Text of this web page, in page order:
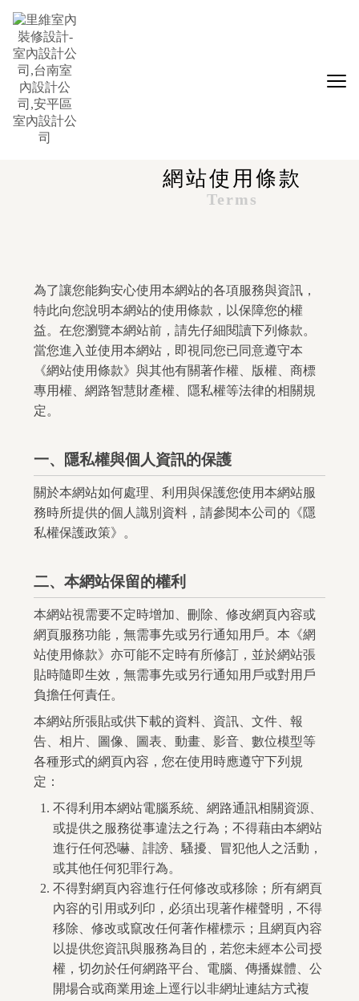
網站使用條款
Terms
為了讓您能夠安心使用本網站的各項服務與資訊，
特此向您說明本網站的使用條款，以保障您的權
益。在您瀏覽本網站前，請先仔細閱讀下列條款。
當您進入並使用本網站，即視同您已同意遵守本
《網站使用條款》與其他有關著作權、版權、商標
專用權、網路智慧財產權、隱私權等法律的相關規
定。
一、隱私權與個人資訊的保護
關於本網站如何處理、利用與保護您使用本網站服
務時所提供的個人識別資料，請參閱本公司的《隱
私權保護政策》。
二、本網站保留的權利
本網站視需要不定時增加、刪除、修改網頁內容或
網頁服務功能，無需事先或另行通知用戶。本《網
站使用條款》亦可能不定時有所修訂，並於網站張
貼時隨即生效，無需事先或另行通知用戶或對用戶
負擔任何責任。
本網站所張貼或供下載的資料、資訊、文件、報
告、相片、圖像、圖表、動畫、影音、數位模型等
各種形式的網頁內容，您在使用時應遵守下列規
定：
不得利用本網站電腦系統、網路通訊相關資源、
或提供之服務從事違法之行為；不得藉由本網站
進行任何恐嚇、誹謗、騷擾、冒犯他人之活動，
或其他任何犯罪行為。
不得對網頁內容進行任何修改或移除；所有網頁
內容的引用或列印，必須出現著作權聲明，不得
移除、修改或竄改任何著作權標示；且網頁內容
以提供您資訊與服務為目的，若您未經本公司授
權，切勿於任何網路平台、電腦、傳播媒體、公
開場合或商業用途上逕行以非網址連結方式複